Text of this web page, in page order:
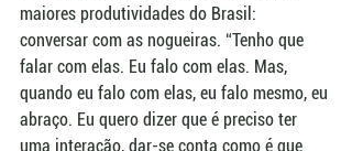
maiores produtividades do Brasil:
conversar com as nogueiras. “Tenho que
falar com elas. Eu falo com elas. Mas,
quando eu falo com elas, eu falo mesmo, eu
abraço. Eu quero dizer que é preciso ter
uma interação, dar-se conta como é que